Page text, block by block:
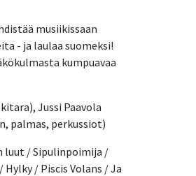
musiikissaan
- ja laulaa suomeksi!
kumpuavaa
Jussi Paavola
palmas, perkussiot)
luut / Sipulinpoimija /
/ Piscis Volans / Ja